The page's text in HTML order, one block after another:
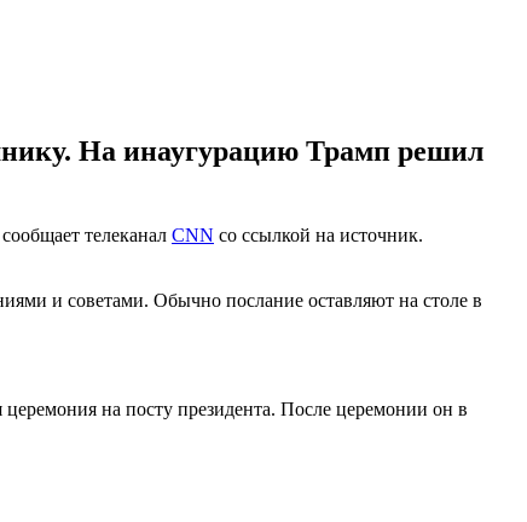
На инаугурацию Трамп решил
телеканал CNN со ссылкой на источник.
и советами. Обычно послание оставляют на столе в
на посту президента. После церемонии он в